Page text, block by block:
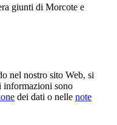
giunti di Morcote e
nel nostro sito Web, si
informazioni sono
dei dati o nelle note